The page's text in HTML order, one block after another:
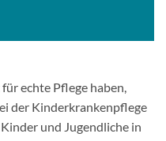
echte Pflege haben,
der Kinderkrankenpflege
und Jugendliche in